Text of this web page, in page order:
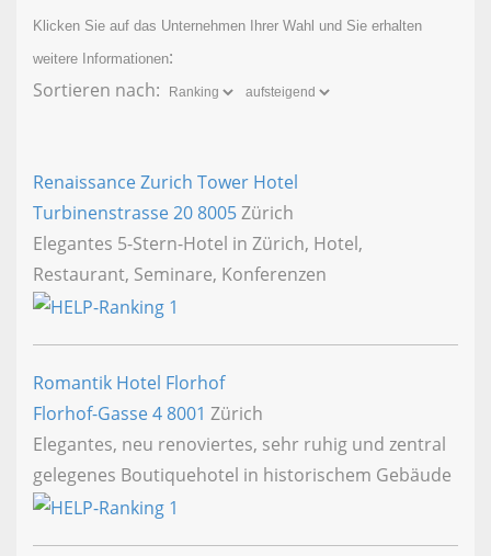
Klicken Sie auf das Unternehmen Ihrer Wahl und Sie erhalten
weitere Informationen:
Sortieren nach:
Renaissance Zurich Tower Hotel
Turbinenstrasse 208005Zürich
Elegantes 5-Stern-Hotel in Zürich, Hotel,
Restaurant, Seminare, Konferenzen
Romantik Hotel Florhof
Florhof-Gasse 48001 Zürich
Elegantes, neu renoviertes, sehr ruhig und zentral
gelegenes Boutiquehotel in historischem Gebäude